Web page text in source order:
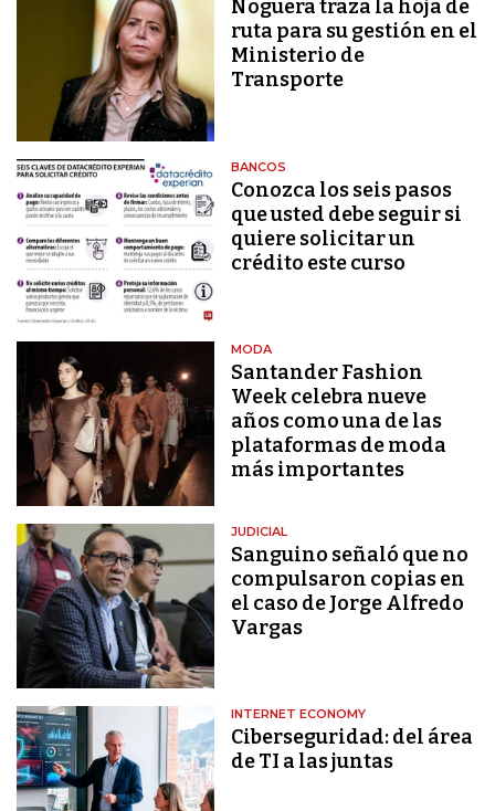
Noguera traza la hoja de
ruta para su gestión en el
Ministerio de
Transporte
BANCOS
Conozca los seis pasos
que usted debe seguir si
quiere solicitar un
crédito este curso
MODA
Santander Fashion
Week celebra nueve
años como una de las
plataformas de moda
más importantes
JUDICIAL
Sanguino señaló que no
compulsaron copias en
el caso de Jorge Alfredo
Vargas
INTERNET ECONOMY
Ciberseguridad: del área
de TI a las juntas